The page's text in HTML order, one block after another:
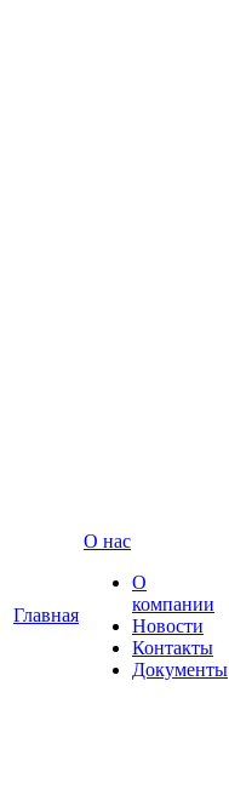
Главная
О нас
О
компании
Новости
Контакты
Документы